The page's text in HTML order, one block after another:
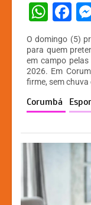
W
h
at
s
A
p
F
a
c
e
b
o
k
O domingo (5)
para quem
em campo
2026. Em
firme, sem
Corumbá